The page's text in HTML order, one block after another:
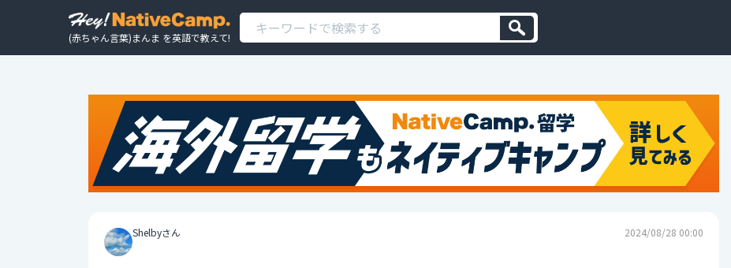
(赤ちゃん言葉)まんま を英語で教えて!
Shelbyさん 2024/08/28 00:00